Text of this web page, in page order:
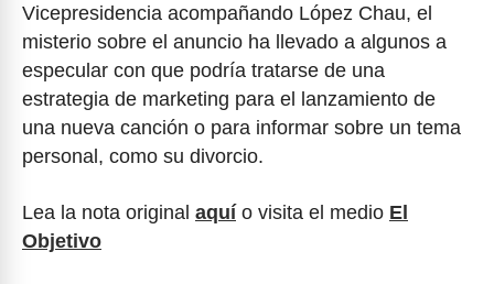
Vicepresidencia acompañando López Chau, el
misterio sobre el anuncio ha llevado a algunos a
especular con que podría tratarse de una
estrategia de marketing para el lanzamiento de
una nueva canción o para informar sobre un tema
personal, como su divorcio.
Lea la nota original aquío visita el medio El
Objetivo